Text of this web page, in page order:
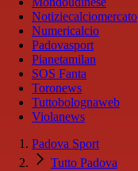
Notiziecalciomercato
Numericalcio
Padovasport
Pianetamilan
SOS Fanta
Toronews
Tuttobolognaweb
Violanews
Padova Sport
Tutto Padova